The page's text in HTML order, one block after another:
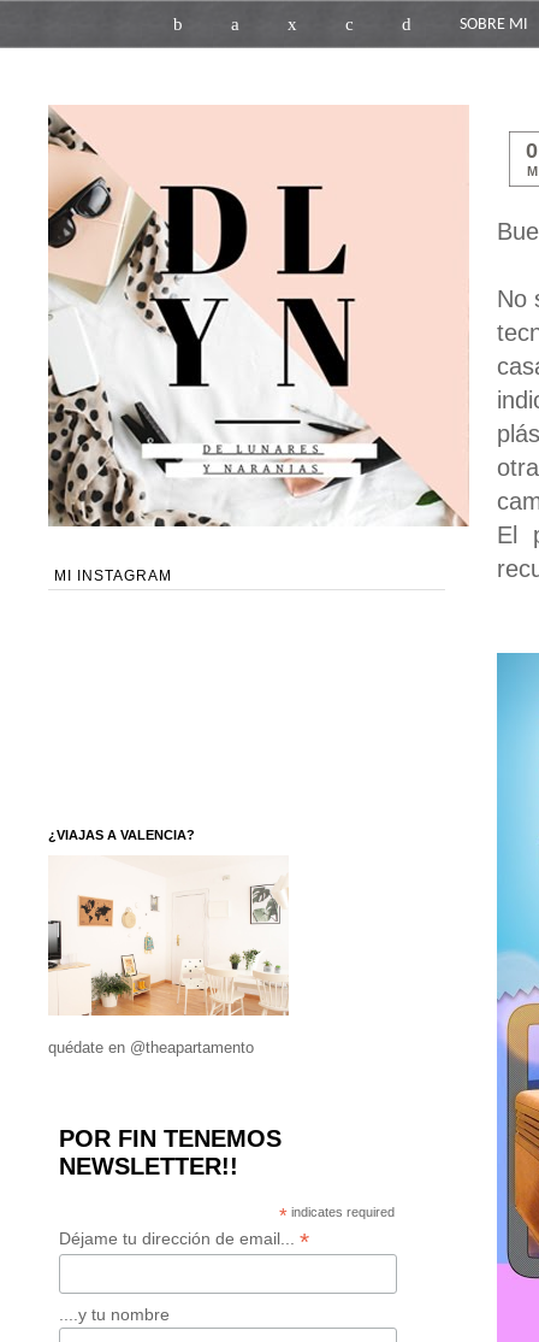
b a x c d SOBRE MI
No
El
MI INSTAGRAM
¿VIAJAS A VALENCIA?
quédate en @theapartamento
POR FIN TENEMOS
NEWSLETTER!!
* indicates required
Déjame tu dirección de email... *
....y tu nombre